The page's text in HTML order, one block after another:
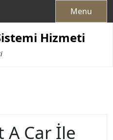
Menu
Hizmeti
A Car İle